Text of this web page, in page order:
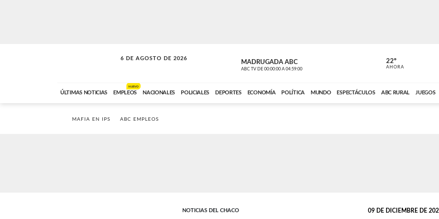
6 DE AGOSTO DE 2026
SOLO MÚSICA MADRUGADA ABC
ABC TV DE 00:00:00 A 04:59:00 ABC CARDINAL
22º
AHORA
ÚLTIMAS NOTICIAS EMPLEOS
NUEVO
NACIONALES POLICIALES DEPORTES ECONOMÍA POLÍTICA MUNDO ESPECTÁCULOS ABC RURAL JUEGOS
MAFIA EN IPS ABC EMPLEOS
NOTICIAS DEL CHACO 09 DE DICIEMBRE DE